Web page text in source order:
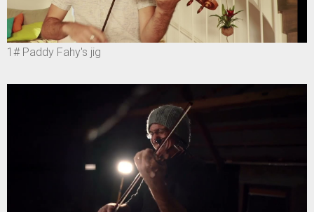
1# Paddy Fahy's jig